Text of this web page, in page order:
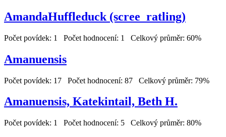
AmandaHuffleduck (scree_ratling)
Počet povídek: 1 Počet hodnocení: 1 Celkový průměr: 60%
Amanuensis
Počet povídek: 17 Počet hodnocení: 87 Celkový průměr: 79%
Amanuensis, Katekintail, Beth H.
Počet povídek: 1 Počet hodnocení: 5 Celkový průměr: 80%